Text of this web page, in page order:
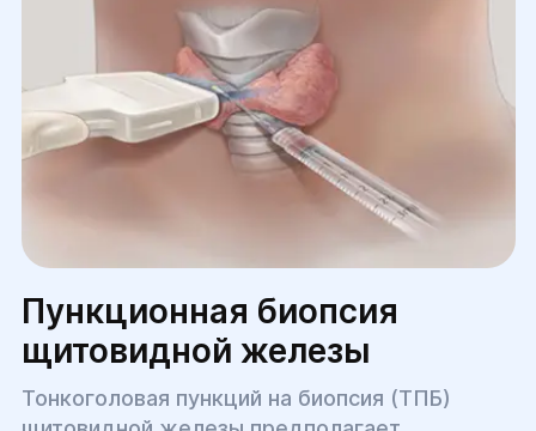
Пункционная биопсия
щитовидной железы
Тонкоголовая пункций на биопсия (ТПБ)